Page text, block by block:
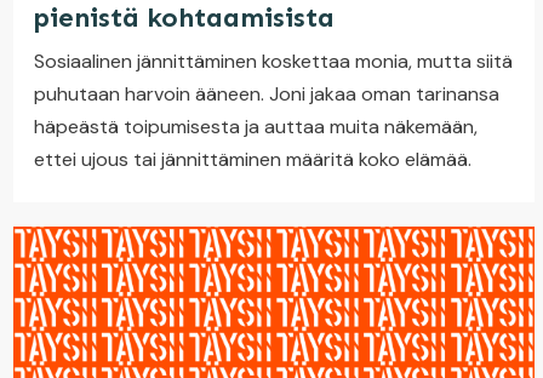
pienistä kohtaamisista
Sosiaalinen jännittäminen koskettaa monia, mutta siitä
puhutaan harvoin ääneen. Joni jakaa oman tarinansa
häpeästä toipumisesta ja auttaa muita näkemään,
ettei ujous tai jännittäminen määritä koko elämää.